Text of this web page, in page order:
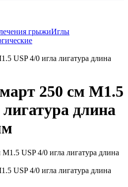
грыжиИглы
USP 4/0 игла лигатура длина
250 см М1.5
длина
USP 4/0 игла лигатура длина